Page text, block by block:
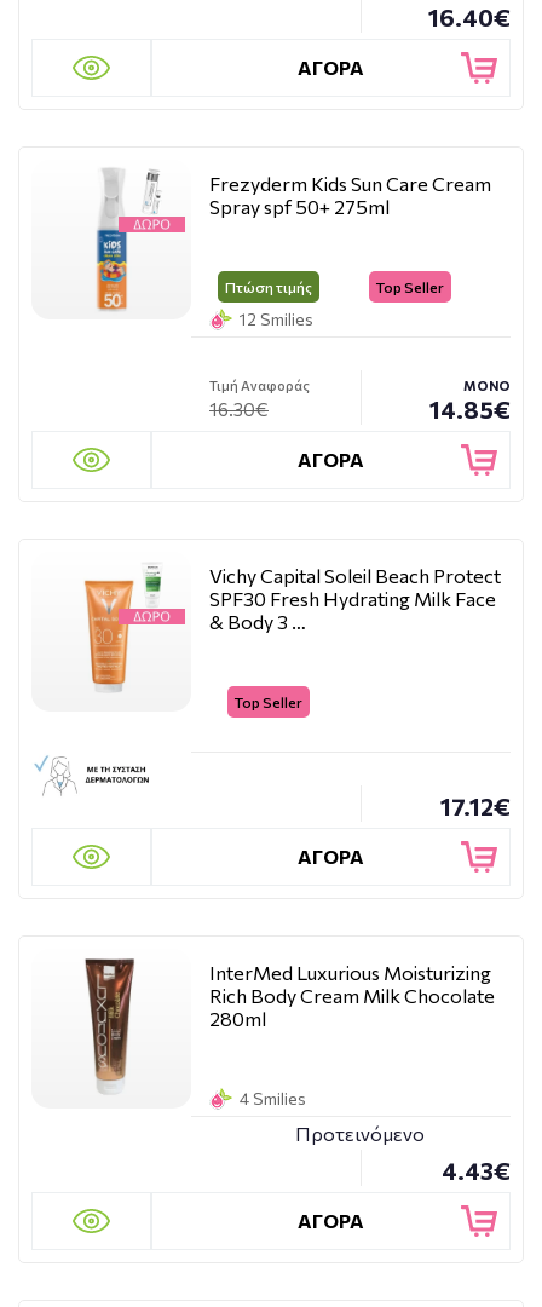
16.40€
ΑΓΟΡΑ
Frezyderm Kids Sun Care Cream
Spray spf 50+ 275ml
Πτώση τιμής Top Seller
12 Smilies
Τιμή Αναφοράς
16.30€
ΜΟΝΟ
14.85€
ΑΓΟΡΑ
Vichy Capital Soleil Beach Protect
SPF30 Fresh Hydrating Milk Face
& Body 3 …
Top Seller
17.12€
ΑΓΟΡΑ
InterMed Luxurious Moisturizing
Rich Body Cream Milk Chocolate
280ml
4 Smilies
Προτεινόμενο
4.43€
ΑΓΟΡΑ